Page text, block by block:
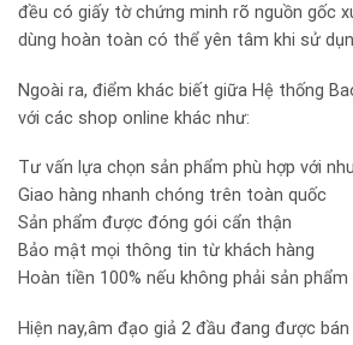
đều có giấy tờ chứng minh rõ nguồn gốc
dùng hoàn toàn có thể yên tâm khi sử
Ngoài ra, điểm khác biết giữa Hệ thống
với các shop online khác như:
Tư vấn lựa chọn sản phẩm phù hợp với
Giao hàng nhanh chóng trên toàn quốc
Sản phẩm được đóng gói cẩn thận
Bảo mật mọi thông tin từ khách hàng
Hoàn tiền 100% nếu không phải sản phẩm
Hiện nay,âm đạo giả 2 đầu đang được